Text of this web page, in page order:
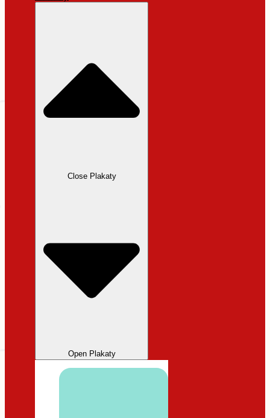
Close Plakaty
Open Plakaty